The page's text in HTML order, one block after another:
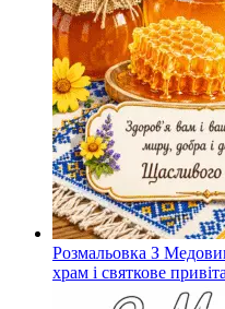
Розмальовка З
храм і святкове